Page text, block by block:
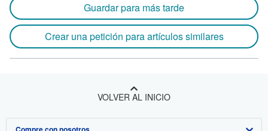
Guardar para más tarde
Crear una petición para artículos similares
VOLVER AL INICIO